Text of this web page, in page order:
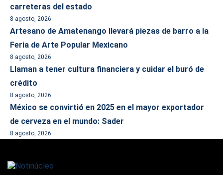
carreteras del estado
8 agosto, 2026
Artesano de Amatenango llevará piezas de barro a la
Feria de Arte Popular Mexicano
8 agosto, 2026
Llaman a tener cultura financiera y cuidar el buró de
crédito
8 agosto, 2026
México se convirtió en 2025 en el mayor exportador
de cerveza en el mundo: Sader
8 agosto, 2026